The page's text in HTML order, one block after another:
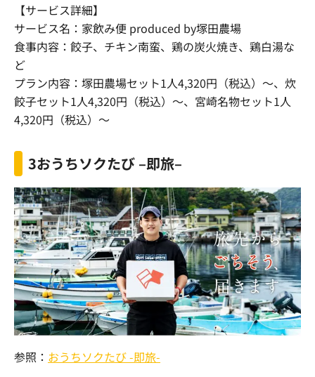
【サービス詳細】
サービス名：家飲み便 produced by塚田農場
食事内容：餃子、チキン南蛮、鶏の炭火焼き、鶏白湯な
ど
プラン内容：塚田農場セット1人4,320円（税込）～、炊
餃子セット1人4,320円（税込）～、宮崎名物セット1人
4,320円（税込）～
3おうちソクたび –即旅–
参照： おうちソクたび -即旅-